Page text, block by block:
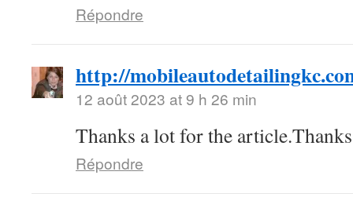
Répondre
http://
12 août 2023 at 9 h 26 min
Thanks a lot for the
Répondre